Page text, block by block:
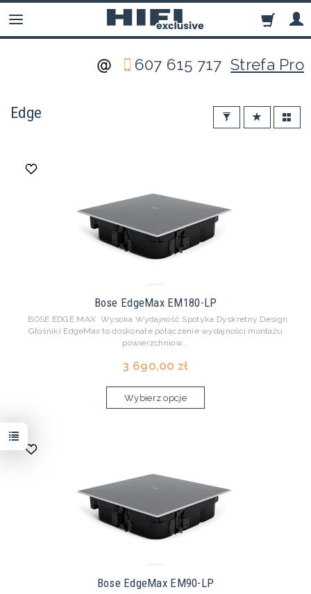
607 615 717Strefa Pro
Edge
Bose EdgeMax EM180-LP
BOSE EDGE MAX Wysoka Wydajność Spotyka Dyskretny Design
Głośniki EdgeMax to doskonałe połączenie wydajności montażu
powierzchniow...
3 690,00 zł
Wybierz opcje
Bose EdgeMax EM90-LP